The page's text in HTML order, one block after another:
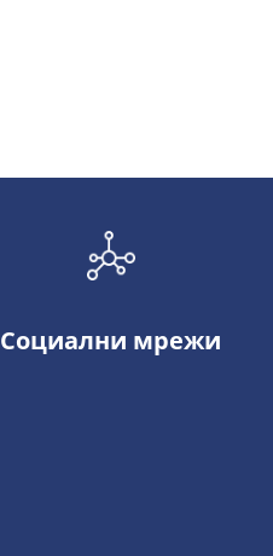
Социални мрежи